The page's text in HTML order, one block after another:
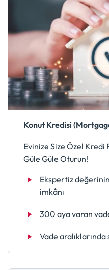
Konut Kredisi
Evinize Size Özel Kredi
Güle Güle Oturun!
Ekspertiz
imkânı
300 aya varan
Vade aralıklarında